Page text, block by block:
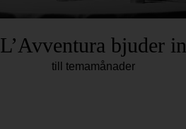
L’Avventura bjuder in
till temamånader